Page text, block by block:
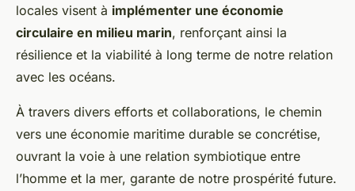
locales visent à implémenter une économie
circulaire en milieu marin, renforçant ainsi la
résilience et la viabilité à long terme de notre relation
avec les océans.
À travers divers efforts et collaborations, le chemin
vers une économie maritime durable se concrétise,
ouvrant la voie à une relation symbiotique entre
l’homme et la mer, garante de notre prospérité future.